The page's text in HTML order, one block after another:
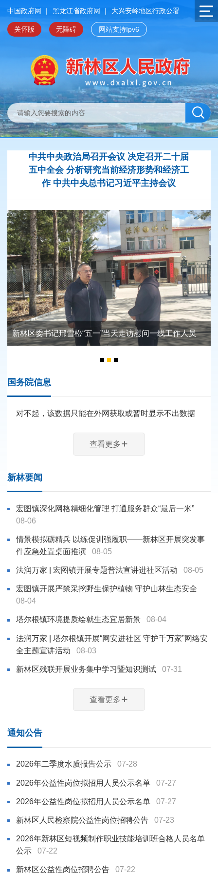
中国政府网 | 黑龙江省政府网 | 大兴安岭地区行政公署
关怀版 无障碍 网站支持Ipv6
中共中央政治局召开会议 决定召开二十届
五中全会 分析研究当前经济形势和经济工
作 中共中央总书记习近平主持会议
新林区委书记邢雪松调研督导集中整治工作及民生实事落实情况
新林区委书记邢雪松实地调研森朴落服务中心规划建设工作
新林区委书记邢雪松“五一”当天走访慰问一线工作人员新林区委书记邢雪松调研督导集中整治工作及民生实事落实情况
新林区委书记邢雪松实地调研森朴落服务中心规划建设工作
国务院信息
对不起，该数据只能在外网获取或暂时显示不出数据
查看更多
新林要闻
宏图镇深化网格精细化管理 打通服务群众“最后一米”
08-06
情景模拟砺精兵 以练促训强履职——新林区开展突发事
件应急处置桌面推演
08-05
法润万家 | 宏图镇开展专题普法宣讲进社区活动 08-05
宏图镇开展严禁采挖野生保护植物 守护山林生态安全
08-04
塔尔根镇环境提质绘就生态宜居新景 08-04
法润万家 | 塔尔根镇开展“网安进社区 守护千万家”网络安
全主题宣讲活动
08-03
新林区残联开展业务集中学习暨知识测试 07-31
查看更多
通知公告
2026年二季度水质报告公示 07-28
2026年公益性岗位拟招用人员公示名单 07-27
2026年公益性岗位拟招用人员公示名单 07-27
新林区人民检察院公益性岗位招聘公告 07-23
2026年新林区短视频制作职业技能培训班合格人员名单
公示
07-22
新林区公益性岗位招聘公告 07-22